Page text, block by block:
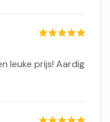
leuke prijs! Aardig